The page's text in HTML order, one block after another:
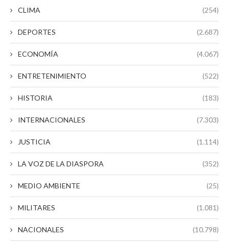
CLIMA (254)
DEPORTES (2.687)
ECONOMÍA (4.067)
ENTRETENIMIENTO (522)
HISTORIA (183)
INTERNACIONALES (7.303)
JUSTICIA (1.114)
LA VOZ DE LA DIASPORA (352)
MEDIO AMBIENTE (25)
MILITARES (1.081)
NACIONALES (10.798)